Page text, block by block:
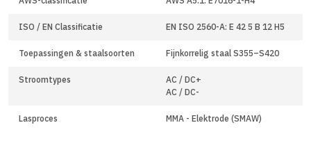
ISO / EN Classificatie EN ISO 2560-A: E 42 5 B 12 H5
Toepassingen & staalsoorten Fijnkorrelig staal S355–S420
Stroomtypes
AC / DC+
AC / DC-
Lasproces MMA - Elektrode (SMAW)